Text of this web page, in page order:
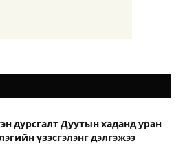
дурсгалт Дуутын хаданд уран
үзэсгэлэнг дэлгэжээ